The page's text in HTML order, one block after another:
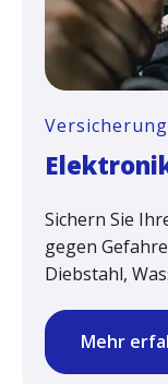
Versicherung
Sichern Sie
gegen
Diebstahl,
Mehr